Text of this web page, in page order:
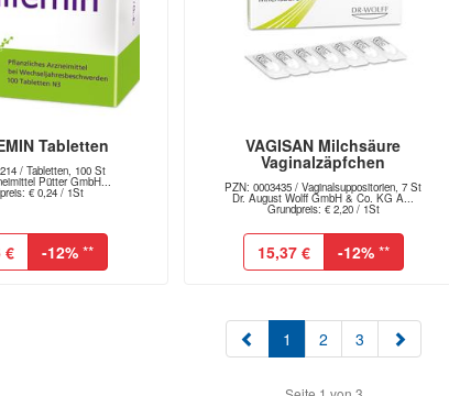
Tabletten
/ Tabletten, 100 St
Pütter GmbH...
€ 0,24 / 1St
€ -12% **
VAGISAN Milchsäure
Vaginalzäpfchen
PZN: 0003435 / Vaginalsuppositorien, 7 St
Dr. August Wolff GmbH & Co. KG A...
Grundpreis: € 2,20 / 1St
15,37 € -12%**
1 (aktuell)
2 3